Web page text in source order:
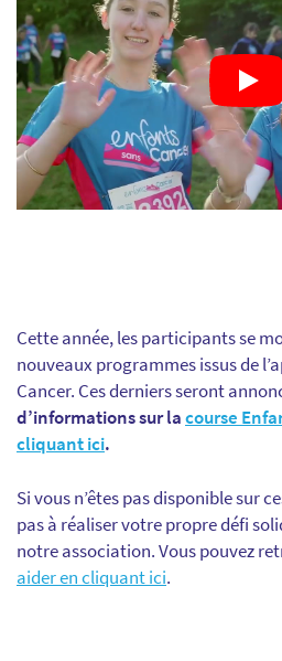
Cette année, les participants se
nouveaux programmes issus de
Cancer. Ces derniers seront
d’informations sur lacourse
cliquant ici.
Si vous n’êtes pas disponible sur
pas à réaliser votre propre défi
notre association. Vous pouvez
aider en cliquant ici.